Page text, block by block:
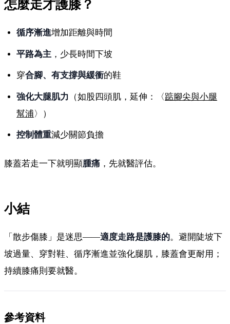
怎麼走才護膝？
循序漸進增加距離與時間
平路為主 ，少長時間下坡
穿合腳、有支撐與緩衝的鞋
強化大腿肌力 （如股四頭肌，延伸：〈踮腳尖與小腿
幫浦〉）
控制體重減少關節負擔
膝蓋若走一下就明顯腫痛 ，先就醫評估。
小結
「散步傷膝」是迷思——適度走路是護膝的。避開陡坡下
坡過量、穿對鞋、循序漸進並強化腿肌，膝蓋會更耐用；
持續膝痛則要就醫。
參考資料